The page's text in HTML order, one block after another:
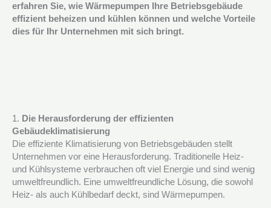
erfahren Sie, wie Wärmepumpen Ihre Betriebsgebäude
effizient beheizen und kühlen können und welche Vorteile
dies für Ihr Unternehmen mit sich bringt.
1. Die Herausforderung der effizienten
Gebäudeklimatisierung
Die effiziente Klimatisierung von Betriebsgebäuden stellt
Unternehmen vor eine Herausforderung. Traditionelle Heiz-
und Kühlsysteme verbrauchen oft viel Energie und sind wenig
umweltfreundlich. Eine umweltfreundliche Lösung, die sowohl
Heiz- als auch Kühlbedarf deckt, sind Wärmepumpen.